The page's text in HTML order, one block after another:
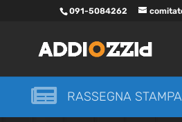
091-5084262
 RASSEGNA STAMPA